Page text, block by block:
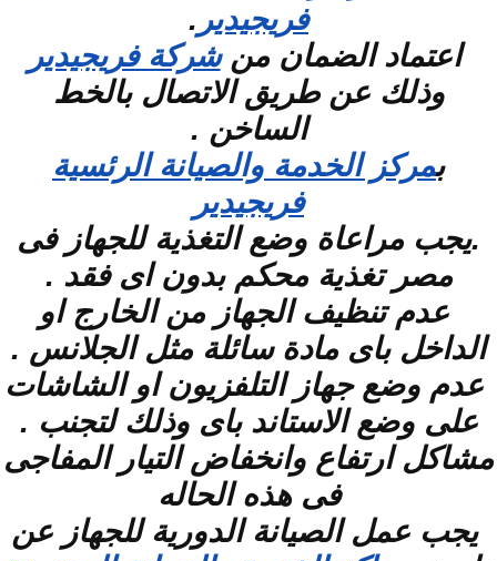
فريجيدير .
اعتماد الضمان منشركة فريجيدير
وذلك عن طريق الاتصال بالخط
الساخن .
بمركز الخدمة والصيانة الرئسية
فريجيدير
.يجب مراعاة وضع التغذية للجهاز فى
مصر تغذية محكم بدون اى فقد .
عدم تنظيف الجهاز من الخارج او
الداخل باى مادة سائلة مثل الجلانس .
عدم وضع جهاز التلفزيون او الشاشات
على وضع الاستاند باى وذلك لتجنب .
مشاكل ارتفاع وانخفاض التيار المفاجى
فى هذه الحاله
يجب عمل الصيانة الدورية للجهاز عن